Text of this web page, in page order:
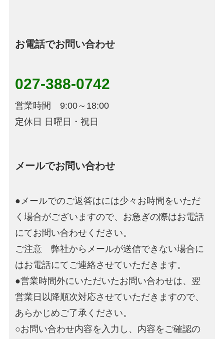
お電話でお問い合わせ
027-388-0742
営業時間 9:00～18:00
定休日 日曜日・祝日
メールでお問い合わせ
●メールでのご返答はには少々お時間をいただ
く場合がございますので、お急ぎの際はお電話
にてお問い合わせください。
ご注意 弊社からメールが送信できない場合に
はお電話にてご連絡させていただきます。
●営業時間外にいただいたお問い合わせは、翌
営業日以降順次対応させていただきますので、
あらかじめご了承ください。
○お問い合わせ内容を入力し、内容をご確認の